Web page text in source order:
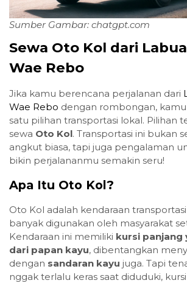
Sumber Gambar: chatgpt.com
Sewa Oto Kol dari
Wae Rebo
Jika kamu berencana perjalanan dari
Wae Rebo dengan rombongan,
satu pilihan transportasi lokal. Pilihan
sewa Oto Kol. Transportasi ini bukan
angkut biasa, tapi juga pengalaman
bikin perjalananmu semakin seru!
Apa Itu Oto Kol?
Oto Kol adalah kendaraan
banyak digunakan oleh masyarakat
Kendaraan ini memiliki kursi
dari papan kayu, dibentangkan
dengan sandaran kayu juga. Tapi
nggak terlalu keras saat diduduki,